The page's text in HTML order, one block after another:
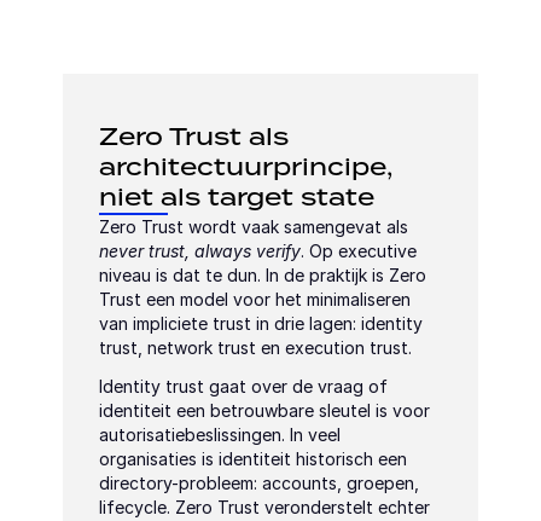
Zero Trust als
architectuurprincipe,
niet als target state
never trust, always verify. Op executive
niveau is dat te dun. In de praktijk is Zero
Trust een model voor het minimaliseren
van impliciete trust in drie lagen: identity
trust, network trust en execution trust.
Identity trust gaat over de vraag of
identiteit een betrouwbare sleutel is voor
autorisatiebeslissingen. In veel
organisaties is identiteit historisch een
directory-probleem: accounts, groepen,
lifecycle. Zero Trust veronderstelt echter